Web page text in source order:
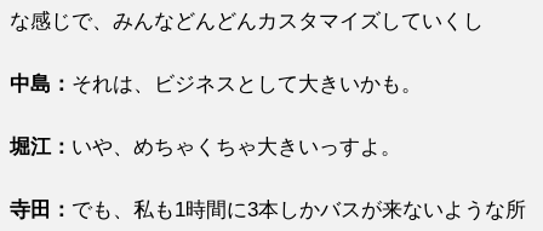
な感じで、みんなどんどんカスタマイズしていくし
中島： それは、ビジネスとして大きいかも。
堀江 ： いや、めちゃくちゃ大きいっすよ。
寺田： でも、私も1時間に3本しかバスが来ないような所